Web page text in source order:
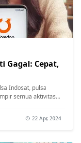
Gagal: Cepat,
semua aktivitas
22 Apr, 2024